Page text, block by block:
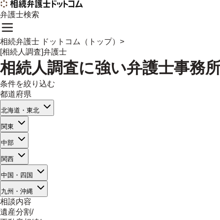
弁護士検索
相続弁護士 ドットコム（トップ） >
[相続人調査]弁護士
相続人調査に強い弁護士事務
条件を絞り込む
都道府県
北海道・東北
関東
中部
関西
中国・四国
九州・沖縄
相談内容
遺産分割/